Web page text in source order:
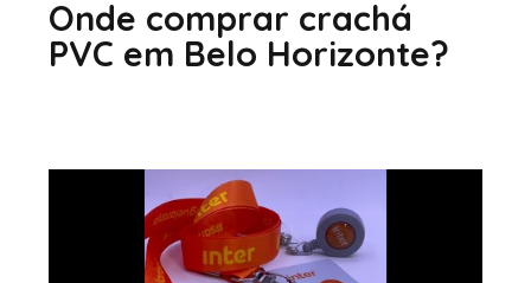
Onde comprar crachá
PVC em Belo Horizonte?